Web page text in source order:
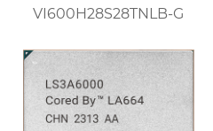
VI600H28S28TNLB-G